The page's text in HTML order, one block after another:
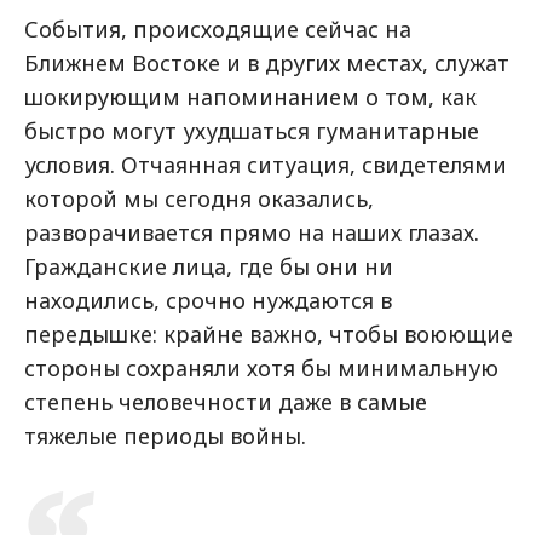
События, происходящие сейчас на
Ближнем Востоке и в других местах, служат
шокирующим напоминанием о том, как
быстро могут ухудшаться гуманитарные
условия. Отчаянная ситуация, свидетелями
которой мы сегодня оказались,
разворачивается прямо на наших глазах.
Гражданские лица, где бы они ни
находились, срочно нуждаются в
передышке: крайне важно, чтобы воюющие
стороны сохраняли хотя бы минимальную
степень человечности даже в самые
тяжелые периоды войны.